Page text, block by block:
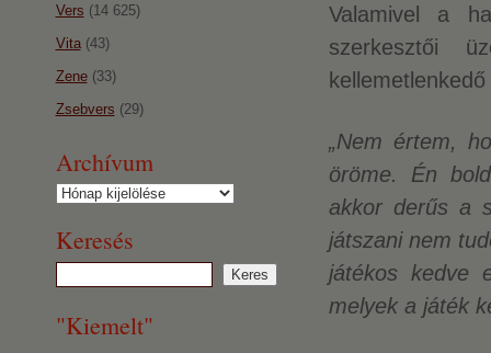
Valamivel a
szerkesztői
„Nem értem,
öröme. Én
akkor derűs a
játszani nem
játékos kedve
melyek a játék
Vers (14 625)
Vita(43)
Zene(33)
Zsebvers (29)
Archívum
Archívum
Keresés
"Kiemelt"